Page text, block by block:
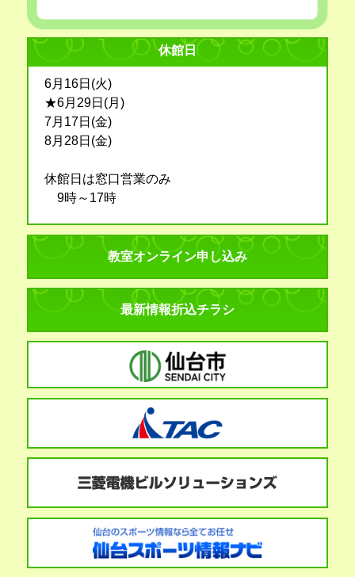
休館日
6月16日(火)
★6月29日(月)
7月17日(金)
8月28日(金)
休館日は窓口営業のみ
9時～17時
教室オンライン申し込み
最新情報折込チラシ